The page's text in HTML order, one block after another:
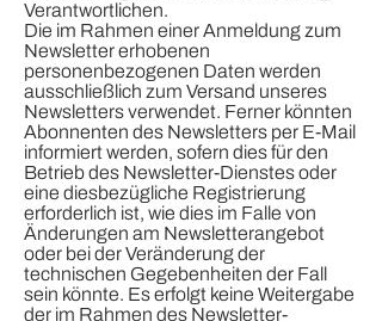
Verantwortlichen.
Die im Rahmen einer Anmeldung zum
Newsletter erhobenen
personenbezogenen Daten werden
ausschließlich zum Versand unseres
Newsletters verwendet. Ferner könnten
Abonnenten des Newsletters per E-Mail
informiert werden, sofern dies für den
Betrieb des Newsletter-Dienstes oder
eine diesbezügliche Registrierung
erforderlich ist, wie dies im Falle von
Änderungen am Newsletterangebot
oder bei der Veränderung der
technischen Gegebenheiten der Fall
sein könnte. Es erfolgt keine Weitergabe
der im Rahmen des Newsletter-